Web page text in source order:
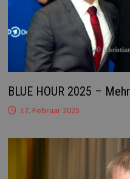
BLUE HOUR 2025 –
17. Februar 2025